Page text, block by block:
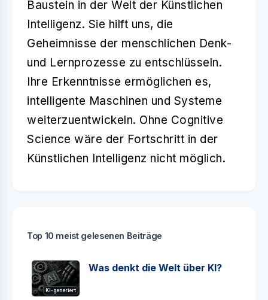
Baustein in der Welt der Künstlichen
Intelligenz. Sie hilft uns, die
Geheimnisse der menschlichen Denk-
und Lernprozesse zu entschlüsseln.
Ihre Erkenntnisse ermöglichen es,
intelligente Maschinen und Systeme
weiterzuentwickeln. Ohne Cognitive
Science wäre der Fortschritt in der
Künstlichen Intelligenz nicht möglich.
Top 10 meist gelesenen Beiträge
KI-generiert
Was denkt die Welt über KI?